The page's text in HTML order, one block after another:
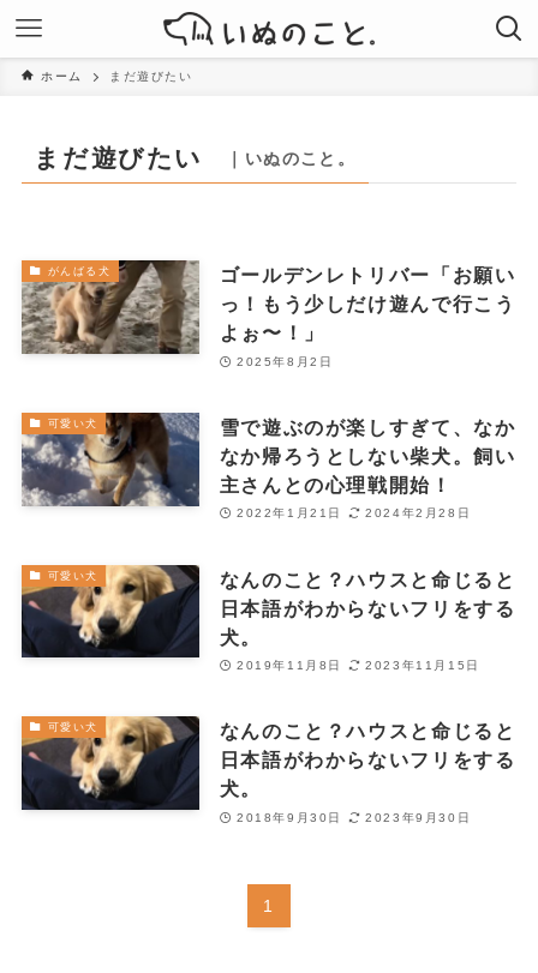
ホーム まだ遊びたい
まだ遊びたい ｜いぬのこと。
がんばる犬
ゴールデンレトリバー「お願い
っ！もう少しだけ遊んで行こう
よぉ〜！」
2025年8月2日
可愛い犬
雪で遊ぶのが楽しすぎて、なか
なか帰ろうとしない柴犬。飼い
主さんとの心理戦開始！
2022年1月21日 2024年2月28日
可愛い犬
なんのこと？ハウスと命じると
日本語がわからないフリをする
犬。
2019年11月8日 2023年11月15日
可愛い犬
なんのこと？ハウスと命じると
日本語がわからないフリをする
犬。
2018年9月30日 2023年9月30日
1